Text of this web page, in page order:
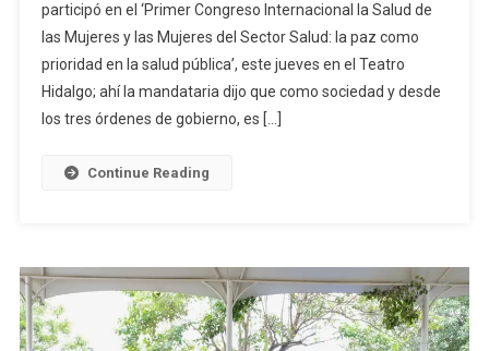
Nuestro
Deber
Difundir
La
Importancia
La
Y
Acceso
A
participó en el ‘Primer Congreso Internacional la Salud de
las Mujeres y las Mujeres del Sector Salud: la paz como
prioridad en la salud pública’, este jueves en el Teatro
Hidalgo; ahí la mandataria dijo que como sociedad y desde
los tres órdenes de gobierno, es […]
Continue Reading